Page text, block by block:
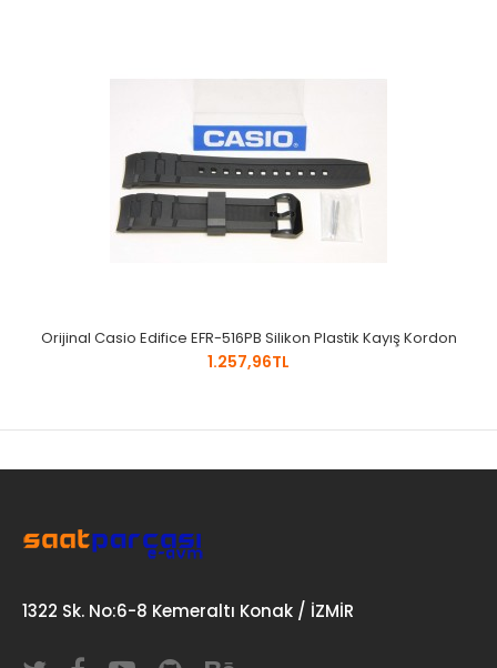
Orijinal Casio Edifice EFR-516PB Silikon Plastik Kayış Kordon
1.257,96TL
1322 Sk. No:6-8 Kemeraltı Konak / İZMİR